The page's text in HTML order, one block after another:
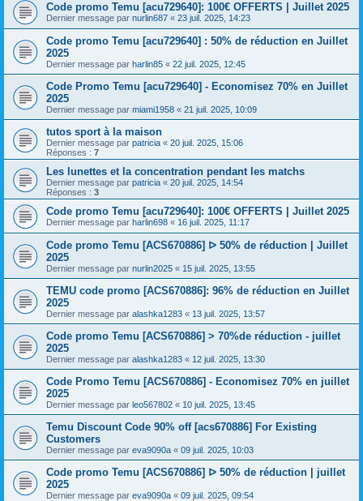
Code promo Temu [acu729640]: 100€ OFFERTS | Juillet 2025
Dernier message par nurlin687 « 23 juil. 2025, 14:23
Code promo Temu [acu729640] : 50% de réduction en Juillet
2025
Dernier message par harlin85 « 22 juil. 2025, 12:45
Code Promo Temu [acu729640] - Economisez 70% en Juillet
2025
Dernier message par miami1958 « 21 juil. 2025, 10:09
tutos sport à la maison
Dernier message par patricia « 20 juil. 2025, 15:06
Réponses : 7
Les lunettes et la concentration pendant les matchs
Dernier message par patricia « 20 juil. 2025, 14:54
Réponses : 3
Code promo Temu [acu729640]: 100€ OFFERTS | Juillet 2025
Dernier message par harlin698 « 16 juil. 2025, 11:17
Code promo Temu [ACS670886] ᐅ 50% de réduction | Juillet
2025
Dernier message par nurlin2025 « 15 juil. 2025, 13:55
TEMU code promo [ACS670886]: 96% de réduction en Juillet
2025
Dernier message par alashka1283 « 13 juil. 2025, 13:57
Code promo Temu [ACS670886] > 70%de réduction - juillet
2025
Dernier message par alashka1283 « 12 juil. 2025, 13:30
Code Promo Temu [ACS670886] - Economisez 70% en juillet
2025
Dernier message par leo567802 « 10 juil. 2025, 13:45
Temu Discount Code 90% off [acs670886] For Existing
Customers
Dernier message par eva9090a « 09 juil. 2025, 10:03
Code promo Temu [ACS670886] ᐅ 50% de réduction | juillet
2025
Dernier message par eva9090a « 09 juil. 2025, 09:54